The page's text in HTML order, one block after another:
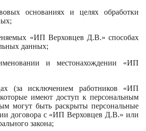
основаниях и целях обработки
«ИП Верховцев Д.В.» способах
данных;
и местонахождении «ИП
(за исключением работников «ИП
имеют доступ к персональным
могут быть раскрыты персональные
договора с «ИП Верховцев Д.В.» или
закона;